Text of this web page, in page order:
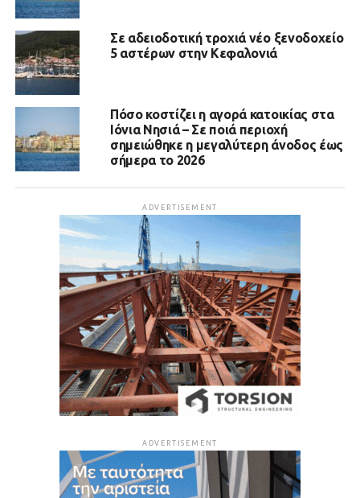
Σε αδειοδοτική τροχιά νέο ξενοδοχείο
5 αστέρων στην Κεφαλονιά
Πόσο κοστίζει η αγορά κατοικίας στα
Ιόνια Νησιά – Σε ποιά περιοχή
σημειώθηκε η μεγαλύτερη άνοδος έως
σήμερα το 2026
ADVERTISEMENT
ADVERTISEMENT